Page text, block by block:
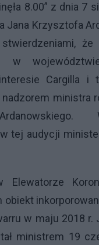
8.00” z dnia 7
Jana Krzysztofa
że
w
Cargilla i
ministra
tej audycji
Elewatorze
obiekt
w maju 2018 r.
ministrem 19